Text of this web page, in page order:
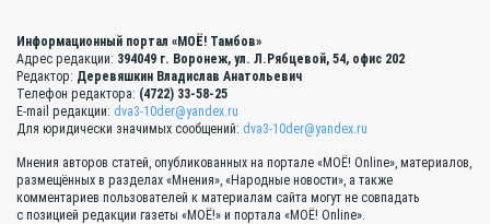
Информационный портал «МОЁ! Тамбов»
Адрес редакции: 394049 г. Воронеж, ул. Л.Рябцевой, 54, офис 202
Редактор: Деревяшкин Владислав Анатольевич
Телефон редактора: (4722) 33-58-25
E-mail редакции: dva3-10der@yandex.ru
Для юридически значимых сообщений: dva3-10der@yandex.ru
Мнения авторов статей, опубликованных на портале «МОЁ! Online», материалов,
размещённых в разделах «Мнения», «Народные новости», а также
комментариев пользователей к материалам сайта могут не совпадать
с позицией редакции газеты «МОЁ!» и портала «МОЁ! Online».